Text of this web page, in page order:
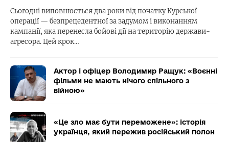
Сьогодні виповнюється два роки від початку Курської
операції — безпрецедентної за задумом і виконанням
кампанії, яка перенесла бойові дії на територію держави-
агресора. Цей крок…
Актор і офіцер Володимир Ращук: «Воєнні
фільми не мають нічого спільного з
війною»
«Це зло має бути переможене»: історія
українця, який пережив російський полон